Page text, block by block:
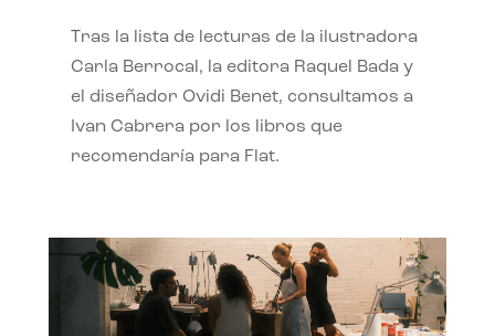
Tras la lista de lecturas de la ilustradora
Carla Berrocal, la editora Raquel Bada y
el diseñador Ovidi Benet, consultamos a
Ivan Cabrera por los libros que
recomendaría para Flat.